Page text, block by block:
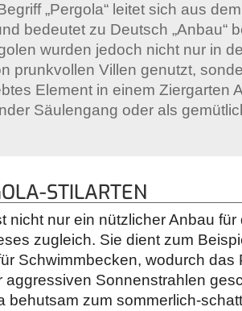
„Pergola“ leitet sich aus
bedeutet zu Deutsch „Anbau“
wurden jedoch nicht nur in
prunkvollen Villen genutzt,
Element in einem Ziergarten
Säulengang oder als
STILARTEN
nicht nur ein nützlicher Anbau
zugleich. Sie dient zum
Schwimmbecken, wodurch das
aggressiven Sonnenstrahlen
behutsam zum sommerlich-